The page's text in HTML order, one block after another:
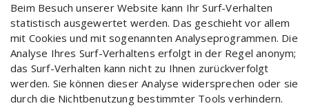
Beim Besuch unserer Website kann Ihr Surf-Verhalten
statistisch ausgewertet werden. Das geschieht vor allem
mit Cookies und mit sogenannten Analyseprogrammen. Die
Analyse Ihres Surf-Verhaltens erfolgt in der Regel anonym;
das Surf-Verhalten kann nicht zu Ihnen zurückverfolgt
werden. Sie können dieser Analyse widersprechen oder sie
durch die Nichtbenutzung bestimmter Tools verhindern.